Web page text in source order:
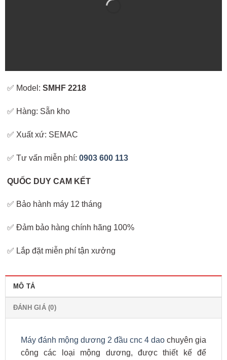
✅ Model:SMHF 2218
✅ Hàng: Sẵn kho
✅ Xuất xứ: SEMAC
✅ Tư vấn miễn phí:0903 600 113
QUỐC DUY CAM KẾT
✅ Bảo hành máy 12 tháng
✅ Đảm bảo hàng chính hãng 100%
✅ Lắp đặt miễn phí tận xưởng
MÔ TẢ
ĐÁNH GIÁ (0)
Máy đánh mộng dương 2 đầu cnc 4 dao chuyên gia
công các loại mộng dương, được thiết kế để